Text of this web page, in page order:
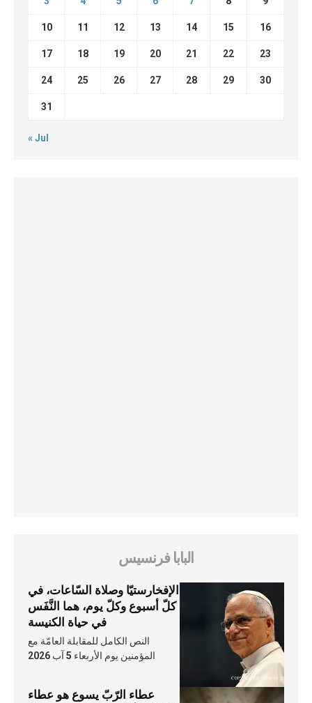
10 11 12 13 14 15 16
17 18 19 20 21 22 23
24 25 26 27 28 29 30
31
« Jul
البابا فرنسيس
الإفخارستيّا وصلاة السّاعات، في
كلّ أسبوع وكلّ يوم، هما النَّفَس
في حياة الكنيسة
النص الكامل للمقابلة العامّة مع
المؤمنين يوم الأربعاء 5 آب 2026
عطاء الرّبّ يسوع هو عطاء